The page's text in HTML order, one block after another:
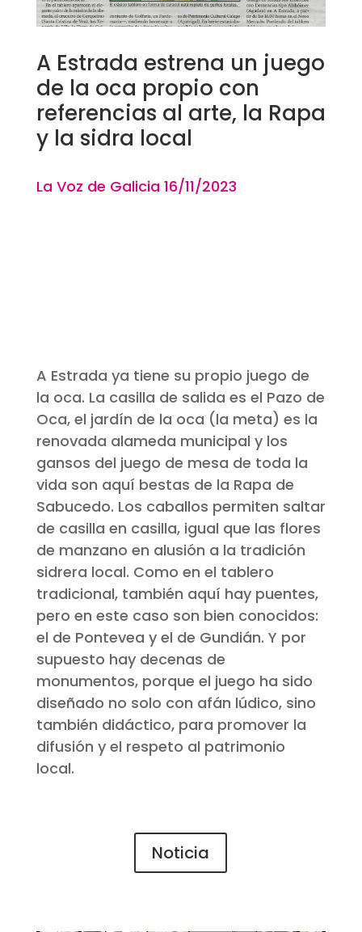
A Estrada estrena un juego
de la oca propio con
referencias al arte, la Rapa
y la sidra local
La Voz de Galicia 16/11/2023
A Estrada ya tiene su propio juego de
la oca. La casilla de salida es el Pazo de
Oca, el jardín de la oca (la meta) es la
renovada alameda municipal y los
gansos del juego de mesa de toda la
vida son aquí bestas de la Rapa de
Sabucedo. Los caballos permiten saltar
de casilla en casilla, igual que las flores
de manzano en alusión a la tradición
sidrera local. Como en el tablero
tradicional, también aquí hay puentes,
pero en este caso son bien conocidos:
el de Pontevea y el de Gundián. Y por
supuesto hay decenas de
monumentos, porque el juego ha sido
diseñado no solo con afán lúdico, sino
también didáctico, para promover la
difusión y el respeto al patrimonio
local.
Noticia